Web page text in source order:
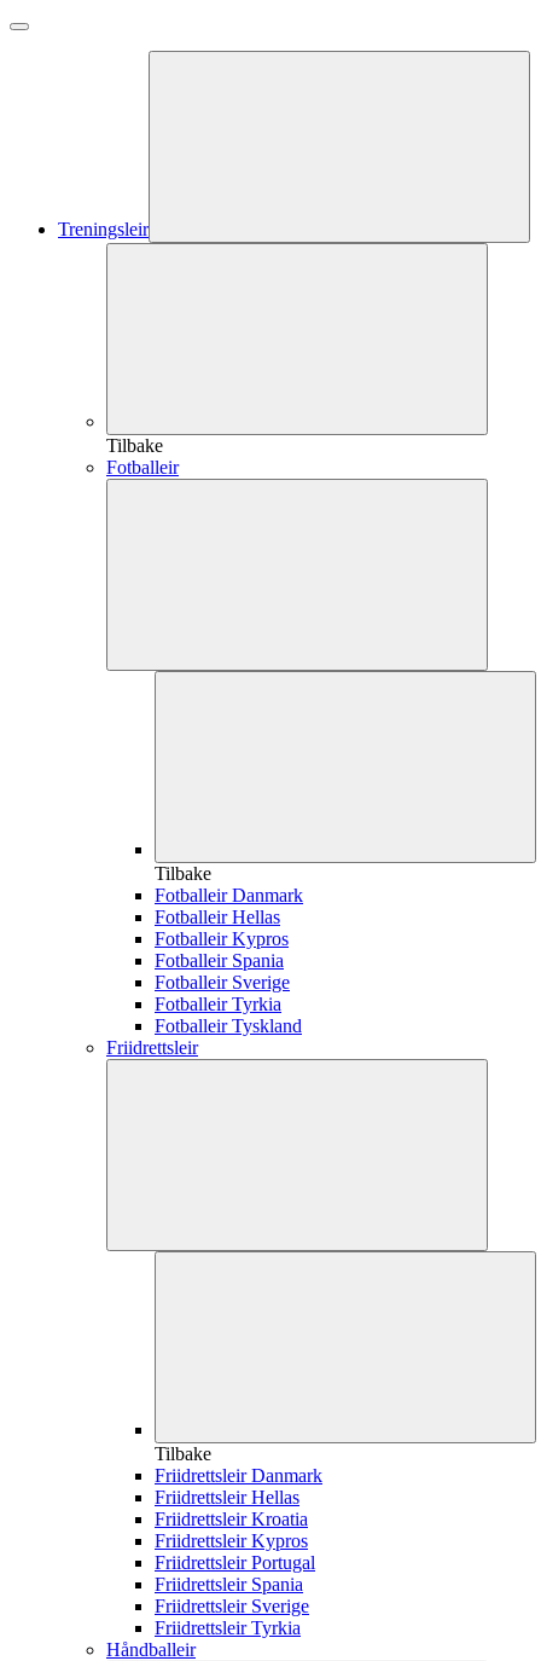
Treningsleir
Tilbake
Fotballeir
Tilbake
Fotballeir Danmark
Fotballeir Hellas
Fotballeir Kypros
Fotballeir Spania
Fotballeir Sverige
Fotballeir Tyrkia
Fotballeir Tyskland
Friidrettsleir
Tilbake
Friidrettsleir Danmark
Friidrettsleir Hellas
Friidrettsleir Kroatia
Friidrettsleir Kypros
Friidrettsleir Portugal
Friidrettsleir Spania
Friidrettsleir Sverige
Friidrettsleir Tyrkia
Håndballeir